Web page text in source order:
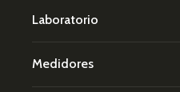
Laboratorio
Medidores